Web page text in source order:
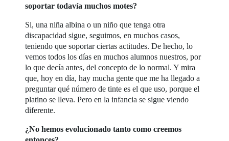
soportar todavía muchos motes?
Si, una niña albina o un niño que tenga otra
discapacidad sigue, seguimos, en muchos casos,
teniendo que soportar ciertas actitudes. De hecho, lo
vemos todos los días en muchos alumnos nuestros, por
lo que decía antes, del concepto de lo normal. Y mira
que, hoy en día, hay mucha gente que me ha llegado a
preguntar qué número de tinte es el que uso, porque el
platino se lleva. Pero en la infancia se sigue viendo
diferente.
¿No hemos evolucionado tanto como creemos